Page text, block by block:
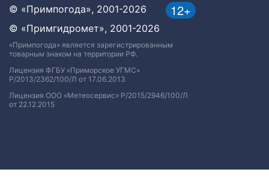
12+
© «Примпогода», 2001-2026
© «Примгидромет», 2001-2026
«Примпогода» является зарегистрированным
товарным знаком на территории РФ.
Лицензия ФГБУ «Приморское УГМС»
Р/2013/2362/100/Л от 17.06.2013
Лицензия ООО «Метеосервис» Р/2015/2946/100/Л
от 22.12.2015